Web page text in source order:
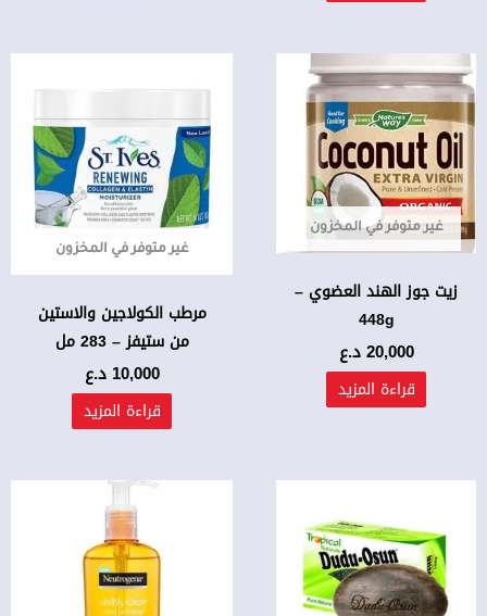
غير متوفر في المخزون
زيت جوز الهند العضوي –
448g
20,000د.ع
قراءة المزيد
غير متوفر في المخزون
مرطب الكولاجين والاستين
من ستيفز – 283 مل
10,000 د.ع
قراءة المزيد